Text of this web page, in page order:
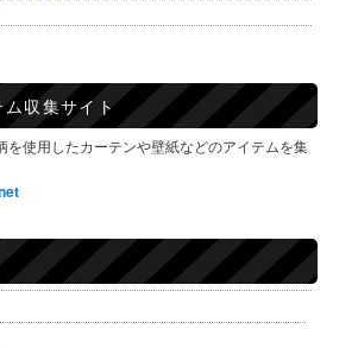
収集サイト
を使用したカーテンや壁紙などのアイテムを集